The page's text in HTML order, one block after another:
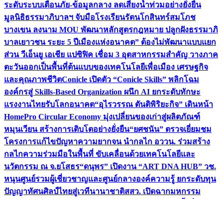
ระดับระบบเตือนภัย-ข้อมูลกลาง ลดเสี่ยงน้ำท่วมอย่างยั่งยืน
มูลนิธิธรรมาภิบาลฯ จับมือโรงเรียนรัตนโกสินทร์สมโภช
บางเขน ลงนาม MOU พัฒนาหลักสูตรกฎหมาย ปลูกฝังธรรมาภิ
บาลเยาวชน ระยะ 5 ปีเมืองแห่งอนาคต” ต้องไม่พัฒนาแบบแยก
ส่วน วีเอ็นยู เอเชีย แปซิฟิค เชื่อม 3 อุตสาหกรรมสำคัญ วางภาค
ตะวันออกเป็นพื้นที่ต้นแบบของเทคโนโลยีเพื่อเมือง เศรษฐกิจ
และคุณภาพชีวิตConicle เปิดตัว “Conicle Skills” พลิกโฉม
องค์กรสู่ Skills-Based Organization ผนึก AI ยกระดับทักษะ
แรงงานไทยรับโลกอนาคต“อุไรวรรณ ตันติพิริยะกิจ” เดินหน้า
HomePro Circular Economy มุ่งเปลี่ยนของเก่าสู่ผลิตภัณฑ์
หมุนเวียน สร้างการเติบโตอย่างยั่งยืน“ยศชนัน” ตรวจเยี่ยมชม
โครงการแก้ไขปัญหาความยากจน นำกลไก อววน. ร่วมสร้าง
กลไกความร่วมมือในพื้นที่ ขับเคลื่อนด้วยเทคโนโลยีและ
นวัตกรรม ณ จ.ยโสธร“ดนุพร” เปิดงาน “ART DNA HUB” วช.
หนุนศูนย์รวมผู้เชี่ยวชาญและศูนย์กลางองค์ความรู้ ยกระดับทุน
ปัญญาทัศนศิลป์ไทยสู่เวทีนานาชาติสสว. เปิดฉากมหกรรม